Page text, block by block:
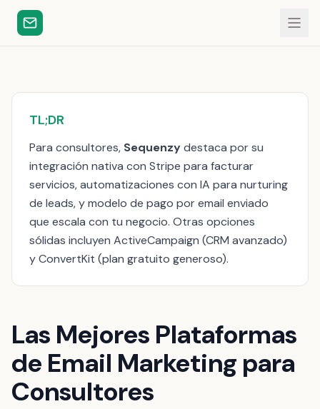
TL;DR
Para consultores, Sequenzydestaca por su
integración nativa con Stripe para facturar
servicios, automatizaciones con IA para nurturing
de leads, y modelo de pago por email enviado
que escala con tu negocio. Otras opciones
sólidas incluyen ActiveCampaign (CRM avanzado)
y ConvertKit (plan gratuito generoso).
Las Mejores Plataformas
de Email Marketing para
Consultores